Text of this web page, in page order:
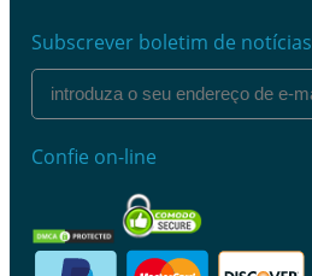
Subscrever boletim de notícias
Confie on-line